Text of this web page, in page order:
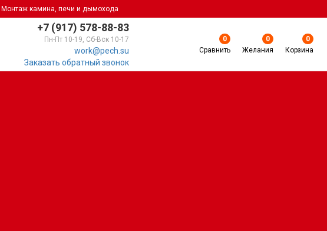
Монтаж камина, печи и дымохода
+7 (917) 578-88-83
Пн-Пт 10-19, Сб-Вск 10-17
work@pech.su
Заказать обратный звонок
0
Сравнить
0
Желания
0
Корзина